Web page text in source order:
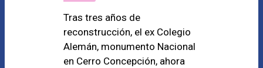
Tras tres años de
reconstrucción, el ex Colegio
Alemán, monumento Nacional
en Cerro Concepción, ahora